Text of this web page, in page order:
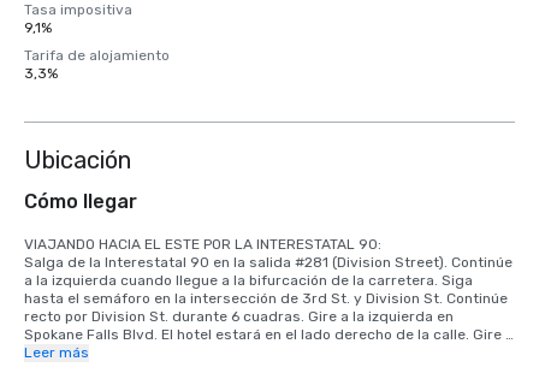
Tasa impositiva
9,1%
Tarifa de alojamiento
3,3%
Ubicación
Cómo llegar
VIAJANDO HACIA EL ESTE POR LA INTERESTATAL 90:
Salga de la Interestatal 90 en la salida #281 (Division Street). Continúe
a la izquierda cuando llegue a la bifurcación de la carretera. Siga
hasta el semáforo en la intersección de 3rd St. y Division St. Continúe
recto por Division St. durante 6 cuadras. Gire a la izquierda en
Spokane Falls Blvd. El hotel estará en el lado derecho de la calle. Gire a
la derecha en Spokane Falls Court. El hotel está en línea recta.
Leer más